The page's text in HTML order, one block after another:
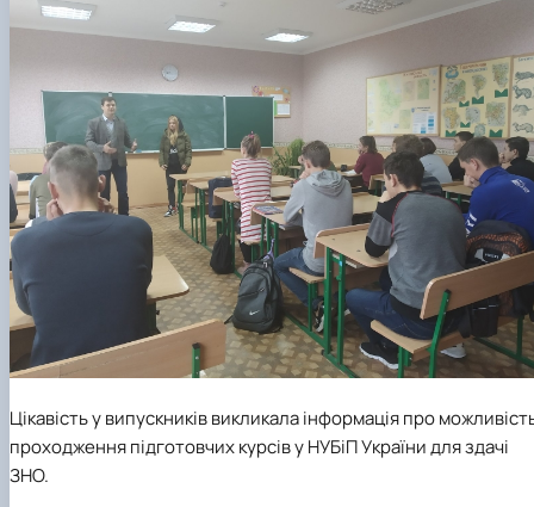
Цікавість у випускників викликала інформація про
проходження підготовчих курсів у НУБіП України для здачі
ЗНО.